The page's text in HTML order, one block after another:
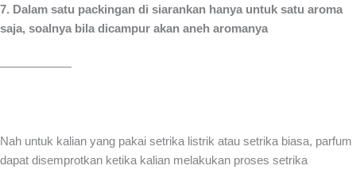
7. Dalam satu packingan di siarankan hanya untuk satu aroma
saja, soalnya bila dicampur akan aneh aromanya
——————
Nah untuk kalian yang pakai setrika listrik atau setrika biasa, parfum
dapat disemprotkan ketika kalian melakukan proses setrika